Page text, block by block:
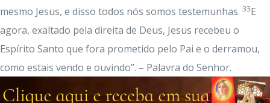
mesmo Jesus, e disso todos nós somos testemunhas. 33E
agora, exaltado pela direita de Deus, Jesus recebeu o
Espírito Santo que fora prometido pelo Pai e o derramou,
como estais vendo e ouvindo”. – Palavra do Senhor.